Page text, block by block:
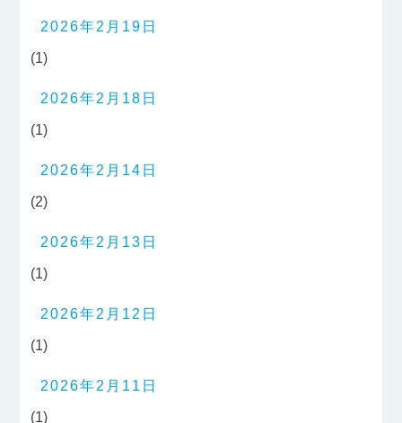
2026年2月19日
(1)
2026年2月18日
(1)
2026年2月14日
(2)
2026年2月13日
(1)
2026年2月12日
(1)
2026年2月11日
(1)